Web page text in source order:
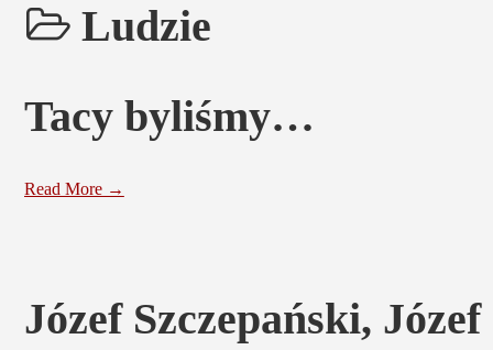
Ludzie
Tacy byliśmy…
Read More →
Józef Szczepański, Józef